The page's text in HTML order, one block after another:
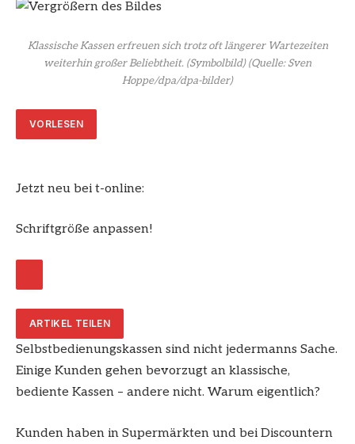
Klassische Kassen erfreuen sich trotz oft längerer Wartezeiten
weiterhin großer Beliebtheit. (Symbolbild)(Quelle: Sven
Hoppe/dpa/dpa-bilder)
VORLESEN
Jetzt neu bei t-online:
Schriftgröße anpassen!
ARTIKEL TEILEN
Selbstbedienungskassen sind nicht jedermanns Sache.
Einige Kunden gehen bevorzugt an klassische,
bediente Kassen – andere nicht. Warum eigentlich?
Kunden haben in Supermärkten und bei Discountern